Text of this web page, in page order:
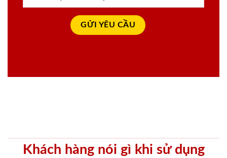
Khách hàng nói gì khi sử dụng